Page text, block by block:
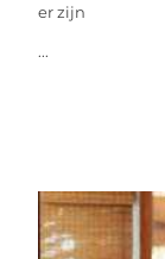
er zijn
...